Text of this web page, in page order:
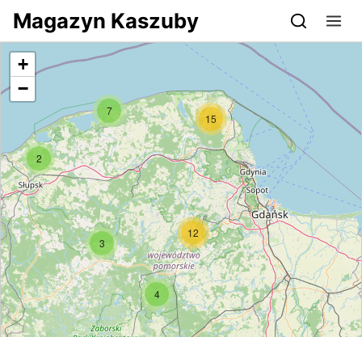
Przejdź do serwisu magazynkaszuby.pl
Magazyn Kaszuby
4
15
7
3
2
12
+
−